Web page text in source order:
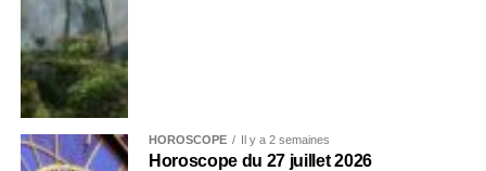
HOROSCOPE Il y a 2 semaines
Horoscope du 27 juillet 2026